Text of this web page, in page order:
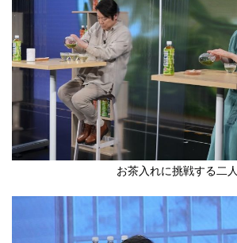
お茶入れに挑戦する二人